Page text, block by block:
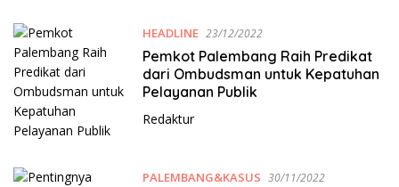
HEADLINE 23/12/2022
Pemkot Palembang Raih Predikat
dari Ombudsman untuk Kepatuhan
Pelayanan Publik
Redaktur
PALEMBANG&KASUS 30/11/2022